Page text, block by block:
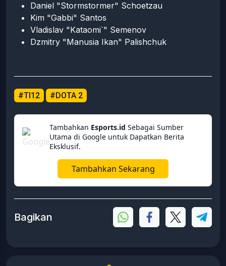
Daniel "Stormstormer" Schoetzau
Kim "Gabbi" Santos
Vladislav "Kataomi`" Semenov
Dzmitry "Manusia Ikan" Palishchuk
#TI12 #DOTA 2
Tambahkan Esports.id Sebagai Sumber
Utama di Google untuk Dapatkan Berita
Eksklusif.
Tambahkan Sekarang
Bagikan